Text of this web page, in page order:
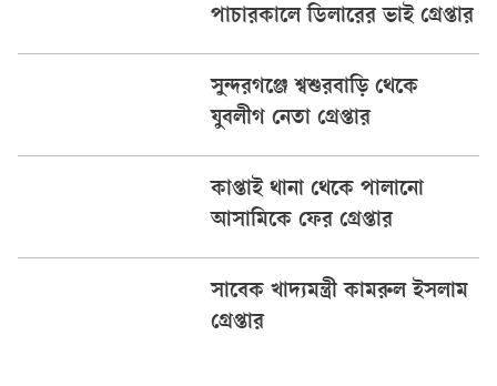
পাচারকালে ডিলারের ভাই গ্রেপ্তার
সুন্দরগঞ্জে শ্বশুরবাড়ি থেকে
যুবলীগ নেতা গ্রেপ্তার
কাপ্তাই থানা থেকে পালানো
আসামিকে ফের গ্রেপ্তার
সাবেক খাদ্যমন্ত্রী কামরুল ইসলাম
গ্রেপ্তার